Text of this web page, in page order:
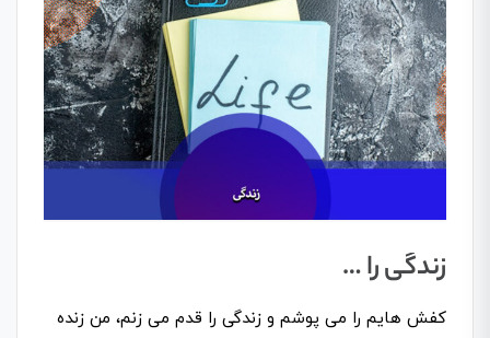
زندگی را …
کفش هایم را می پوشم و زندگی را قدم می زنم، من زنده